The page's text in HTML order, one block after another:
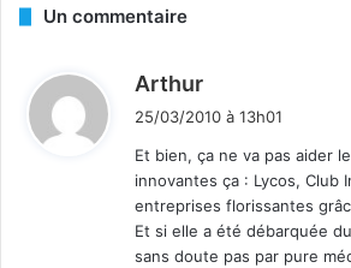
Un commentaire
Arthur
:
25/03/2010 à 13h01
Et bien, ça ne va pas aider
innovantes ça : Lycos, Club
entreprises florissantes
Et si elle a été débarquée
sans doute pas par pure